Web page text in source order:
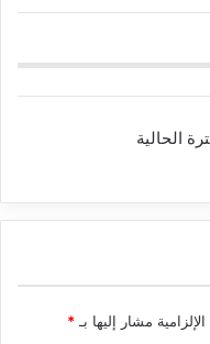
الحالية
مشار إليها بـ *